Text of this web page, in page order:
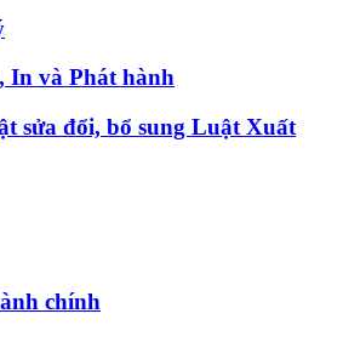
In và Phát hành
sửa đổi, bổ sung Luật Xuất
chính